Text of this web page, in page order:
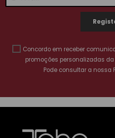
Concordo em receber
promoções personalizadas da
Pode consultar a nossa